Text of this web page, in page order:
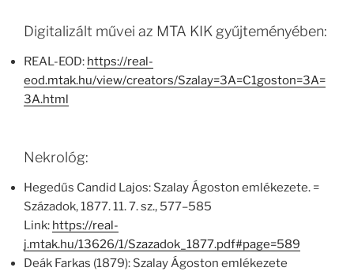
Digitalizált művei az MTA KIK gyűjteményében:
REAL-EOD: https://real-
eod.mtak.hu/view/creators/Szalay=3A=C1goston=3A=
3A.html
Nekrológ:
Hegedűs Candid Lajos: Szalay Ágoston emlékezete. =
Századok, 1877. 11. 7. sz., 577–585
Link: https://real-
j.mtak.hu/13626/1/Szazadok_1877.pdf#page=589
Deák Farkas (1879): Szalay Ágoston emlékezete